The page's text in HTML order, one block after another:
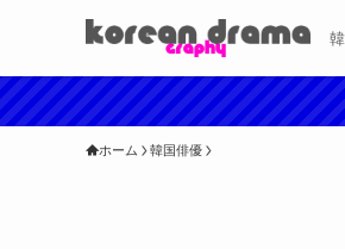
ホーム 韓国俳優